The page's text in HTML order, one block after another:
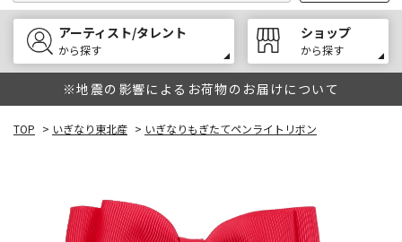
한국어
中文
アーティスト/タレント
から探す
ショップ
から探す
※地震の影響によるお荷物のお届けについて
TOP > いぎなり東北産 > いぎなりもぎたてペンライトリボン